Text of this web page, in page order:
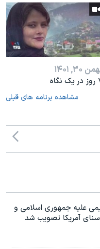
۳۰, ۱۴۰۱
مشاهده برنامه های قبلی
علیه جمهوری اسلامی و
آمریکا تصویب شد